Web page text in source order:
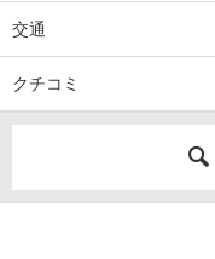
交通
クチコミ